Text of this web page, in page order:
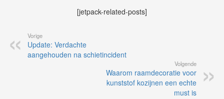
[jetpack-related-posts]
Vorige
Update: Verdachte
aangehouden na schietincident
Volgende
Waarom raamdecoratie voor
kunststof kozijnen een echte
must is